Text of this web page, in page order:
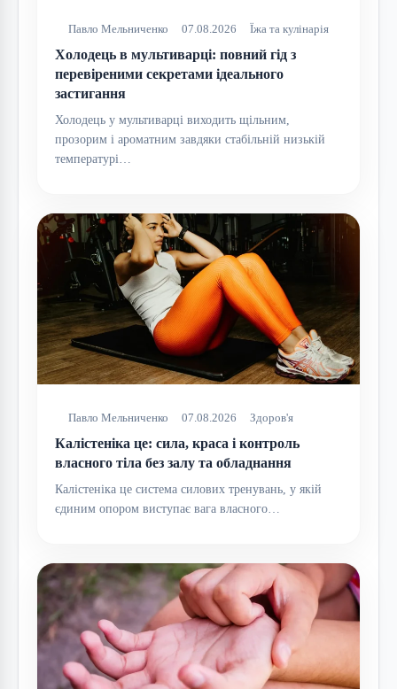
Павло Мельниченко 07.08.2026 Їжа та кулінарія
Холодець в мультиварці: повний гід з
перевіреними секретами ідеального
застигання
Холодець у мультиварці виходить щільним,
прозорим і ароматним завдяки стабільній низькій
температурі…
Павло Мельниченко 07.08.2026 Здоров'я
Калістеніка це: сила, краса і контроль
власного тіла без залу та обладнання
Калістеніка це система силових тренувань, у якій
єдиним опором виступає вага власного…